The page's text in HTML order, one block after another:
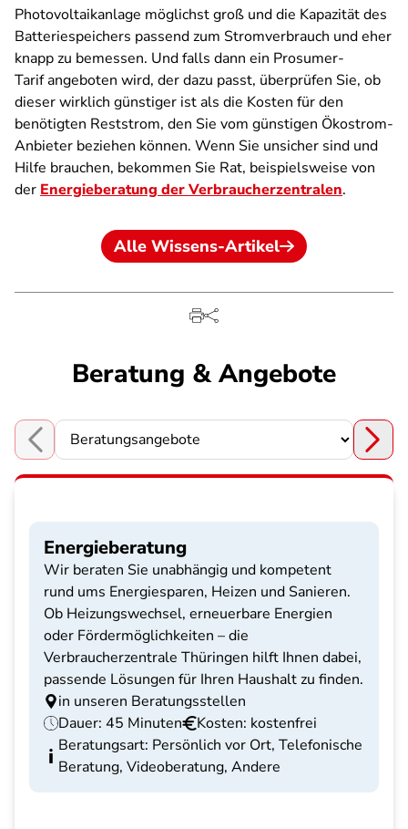
Photovoltaikanlage möglichst groß und die Kapazität des
Batteriespeichers passend zum Stromverbrauch und eher
knapp zu bemessen. Und falls dann ein Prosumer-
Tarif angeboten wird, der dazu passt, überprüfen Sie, ob
dieser wirklich günstiger ist als die Kosten für den
benötigten Reststrom, den Sie vom günstigen Ökostrom-
Anbieter beziehen können. Wenn Sie unsicher sind und
Hilfe brauchen, bekommen Sie Rat, beispielsweise von
der Energieberatung der Verbraucherzentralen.
Alle Wissens-Artikel
Beratung & Angebote
Choose a section
Energieberatung
Wir beraten Sie unabhängig und kompetent
rund ums Energiesparen, Heizen und Sanieren.
Ob Heizungswechsel, erneuerbare Energien
oder Fördermöglichkeiten – die
Verbraucherzentrale Thüringen hilft Ihnen dabei,
passende Lösungen für Ihren Haushalt zu finden.
in unseren Beratungsstellen
Dauer: 45 Minuten
Kosten: kostenfrei
Beratungsart: Persönlich vor Ort, Telefonische
Beratung, Videoberatung, Andere